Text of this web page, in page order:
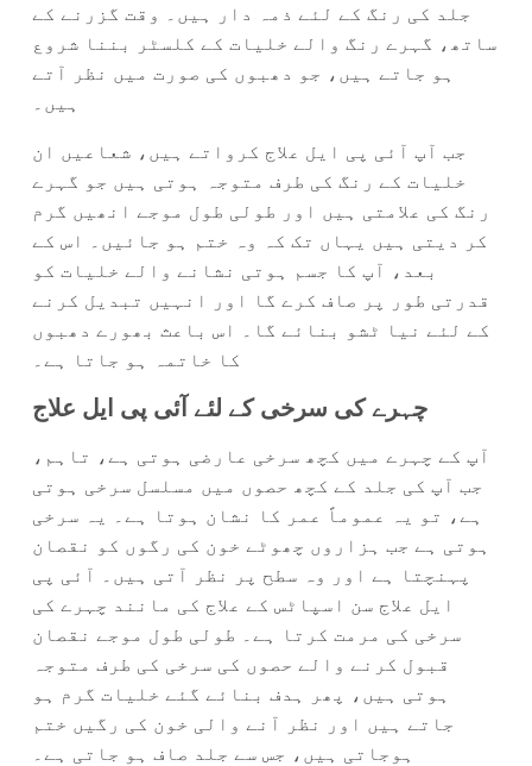
جلد کی رنگ کے لئے ذمہ دار ہیں۔ وقت گزرنے کے
ساتھ، گہرے رنگ والے خلیات کے کلسٹر بننا شروع
ہو جاتے ہیں، جو دھبوں کی صورت میں نظر آتے
ہیں۔
جب آپ آئی پی ایل علاج کرواتے ہیں، شعاعیں ان
خلیات کے رنگ کی طرف متوجہ ہوتی ہیں جو گہرے
رنگ کی علامتی ہیں اور طولی طول موجے انھیں گرم
کر دیتی ہیں یہاں تک کہ وہ ختم ہو جائیں۔ اس کے
بعد، آپ کا جسم ہوتی نشانے والے خلیات کو
قدرتی طور پر صاف کرے گا اور انہیں تبدیل کرنے
کے لئے نیا ٹشو بنائے گا۔ اس باعث بھورے دھبوں
کا خاتمہ ہو جاتا ہے۔
چہرے کی سرخی کے لئے آئی پی ایل علاج
آپ کے چہرے میں کچھ سرخی عارضی ہوتی ہے، تاہم،
جب آپ کی جلد کے کچھ حصوں میں مسلسل سرخی ہوتی
ہے، تو یہ عموماً عمر کا نشان ہوتا ہے۔ یہ سرخی
ہوتی ہے جب ہزاروں چھوٹے خون کی رگوں کو نقصان
پہنچتا ہے اور وہ سطح پر نظر آتی ہیں۔ آئی پی
ایل علاج سن اسپاٹس کے علاج کی مانند چہرے کی
سرخی کی مرمت کرتا ہے۔ طولی طول موجے نقصان
قبول کرنے والے حصوں کی سرخی کی طرف متوجہ
ہوتی ہیں، پھر ہدف بنائے گئے خلیات گرم ہو
جاتے ہیں اور نظر آنے والی خون کی رگیں ختم
ہوجاتی ہیں، جس سے جلد صاف ہو جاتی ہے۔